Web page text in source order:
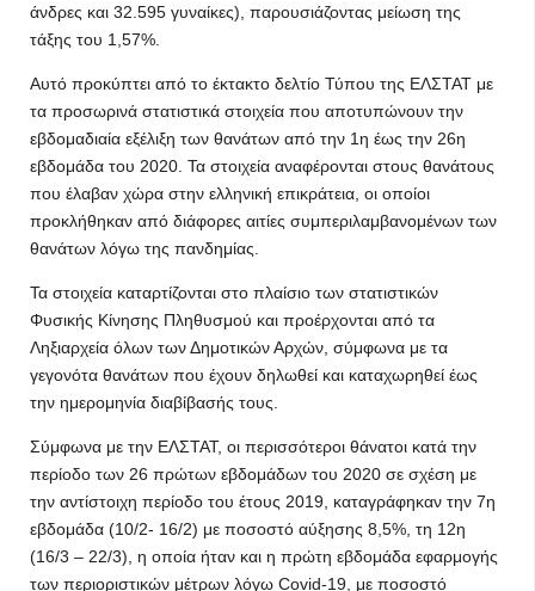
άνδρες και 32.595 γυναίκες), παρουσιάζοντας μείωση της
τάξης του 1,57%.
Αυτό προκύπτει από το έκτακτο δελτίο Τύπου της ΕΛΣΤΑΤ με
τα προσωρινά στατιστικά στοιχεία που αποτυπώνουν την
εβδομαδιαία εξέλιξη των θανάτων από την 1η έως την 26η
εβδομάδα του 2020. Τα στοιχεία αναφέρονται στους θανάτους
που έλαβαν χώρα στην ελληνική επικράτεια, οι οποίοι
προκλήθηκαν από διάφορες αιτίες συμπεριλαμβανομένων των
θανάτων λόγω της πανδημίας.
Τα στοιχεία καταρτίζονται στο πλαίσιο των στατιστικών
Φυσικής Κίνησης Πληθυσμού και προέρχονται από τα
Ληξιαρχεία όλων των Δημοτικών Αρχών, σύμφωνα με τα
γεγονότα θανάτων που έχουν δηλωθεί και καταχωρηθεί έως
την ημερομηνία διαβίβασής τους.
Σύμφωνα με την ΕΛΣΤΑΤ, οι περισσότεροι θάνατοι κατά την
περίοδο των 26 πρώτων εβδομάδων του 2020 σε σχέση με
την αντίστοιχη περίοδο του έτους 2019, καταγράφηκαν την 7η
εβδομάδα (10/2- 16/2) με ποσοστό αύξησης 8,5%, τη 12η
(16/3 – 22/3), η οποία ήταν και η πρώτη εβδομάδα εφαρμογής
των περιοριστικών μέτρων λόγω Covid-19, με ποσοστό